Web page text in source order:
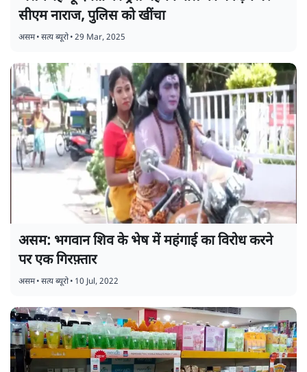
सीएम नाराज, पुलिस को खींचा
असम•सत्य ब्यूरो•29 Mar, 2025
असम: भगवान शिव के भेष में महंगाई का विरोध करने
पर एक गिरफ़्तार
असम•सत्य ब्यूरो• 10 Jul, 2022